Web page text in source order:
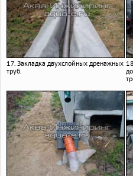
17. Закладка двухслойных дренажных
труб.